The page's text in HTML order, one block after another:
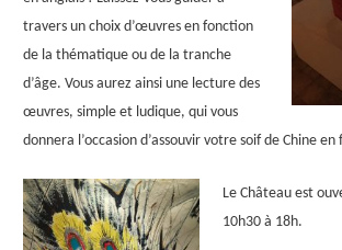
travers un choix d’œuvres en fonction
de la thématique ou de la tranche
d’âge. Vous aurez ainsi une lecture des
œuvres, simple et ludique, qui vous
donnera l’occasion d’assouvir votre soif de Chine en
Le Château est
10h30 à 18h.